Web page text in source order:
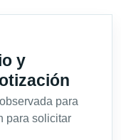
y
para
para solicitar